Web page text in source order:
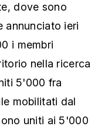
dove sono
annunciato ieri
i membri
nella ricerca
5'000 fra
mobilitati dal
uniti ai 5'000